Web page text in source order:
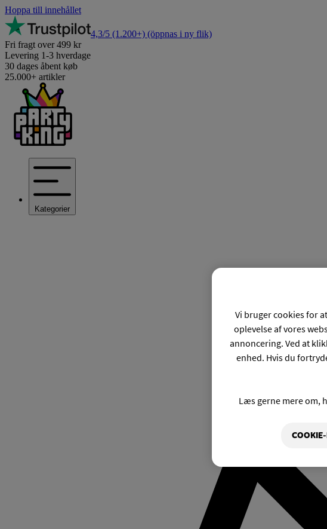
Hoppa till innehållet
4,3/5 (1.200+) (öppnas i ny flik)
Fri fragt over 499 kr
Levering 1-3 hverdage
30 dages åbent køb
25.000+ artikler
Kategorier
Vi bruger cookies for
oplevelse af vores
annoncering. Ved at
enhed. Hvis du
Læs gerne mere om,